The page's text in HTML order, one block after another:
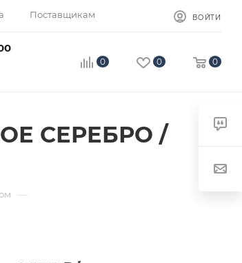
Поставщикам ВОЙТИ
0 0 0
СЕРЕБРО /
—